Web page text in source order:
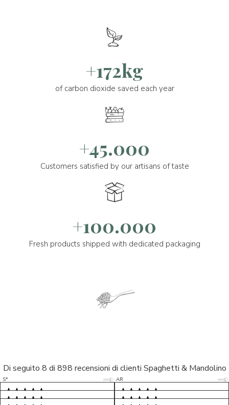
+172kg
of carbon dioxide saved each year
+45.000
Customers satisfied by our artisans of taste
+100.000
Fresh products shipped with dedicated packaging
Di seguito 8 di 898 recensioni di clienti Spaghetti & Mandolino
S* 5/5
LP 5/5
M* 5/5
AR 5/5
D* 5/5
S* 5/5